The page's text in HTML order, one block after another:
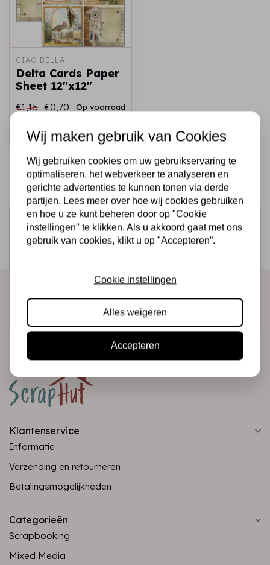
CIAO BELLA
Delta Cards Paper
Sheet 12"x12"
€1,15 €0,70 Op voorraad
Snel toevoegen
Schrijf je in voor de nieuwsbrief
Ontvang als eerste onze actie en nieuwe producten
Klantenservice
Informatie
Verzending en retourneren
Betalingsmogelijkheden
Categorieën
Scrapbooking
Mixed Media
Wij maken gebruik van Cookies
Wij gebruiken cookies om uw gebruikservaring te
optimaliseren, het webverkeer te analyseren en
gerichte advertenties te kunnen tonen via derde
partijen. Lees meer over hoe wij cookies gebruiken
en hoe u ze kunt beheren door op "Cookie
instellingen" te klikken. Als u akkoord gaat met ons
gebruik van cookies, klikt u op "Accepteren”.
Cookie instellingen
Alles weigeren
Accepteren